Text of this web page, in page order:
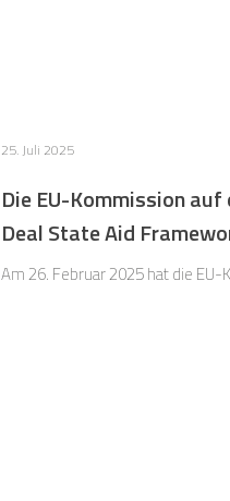
Die EU-Kommission
Deal State Aid
Am 26. Februar 2025 hat die
25. Juli 2025